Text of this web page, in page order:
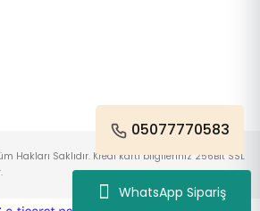
WhatsApp Sipariş
05077770583
Hakları Saklıdır. Kredi kartı bilgileriniz 256Bit SSL